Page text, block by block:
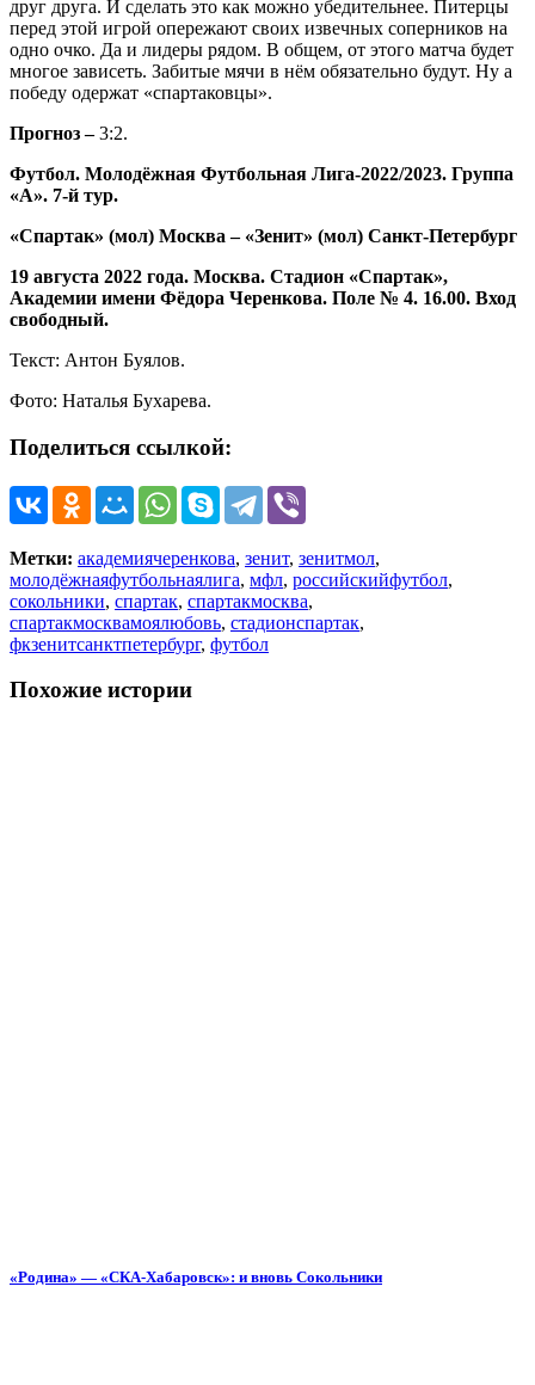
друг друга. И сделать это как можно убедительнее. Питерцы
перед этой игрой опережают своих извечных соперников на
одно очко. Да и лидеры рядом. В общем, от этого матча будет
многое зависеть. Забитые мячи в нём обязательно будут. Ну а
победу одержат «спартаковцы».
Прогноз –3:2.
Футбол. Молодёжная Футбольная Лига-2022/2023. Группа
«А». 7-й тур.
«Спартак» (мол) Москва – «Зенит» (мол) Санкт-Петербург
19 августа 2022 года. Москва. Стадион «Спартак»,
Академии имени Фёдора Черенкова. Поле № 4. 16.00. Вход
свободный.
Текст: Антон Буялов.
Фото: Наталья Бухарева.
Поделиться ссылкой:
Метки: академиячеренкова, зенит, зенитмол,
молодёжнаяфутбольнаялига, мфл, российскийфутбол,
сокольники, спартак, спартакмосква,
спартакмосквамоялюбовь, стадионспартак,
фкзенитсанктпетербург, футбол
Похожие истории
«Родина» — «СКА-Хабаровск»: и вновь Сокольники